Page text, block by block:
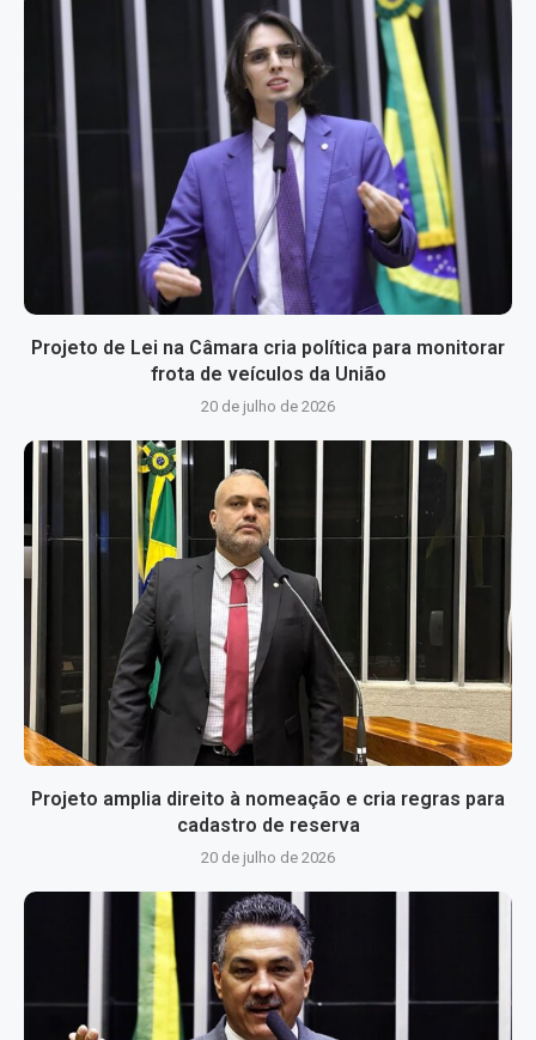
Projeto de Lei na Câmara cria política para monitorar
frota de veículos da União
20 de julho de 2026
Projeto amplia direito à nomeação e cria regras para
cadastro de reserva
20 de julho de 2026